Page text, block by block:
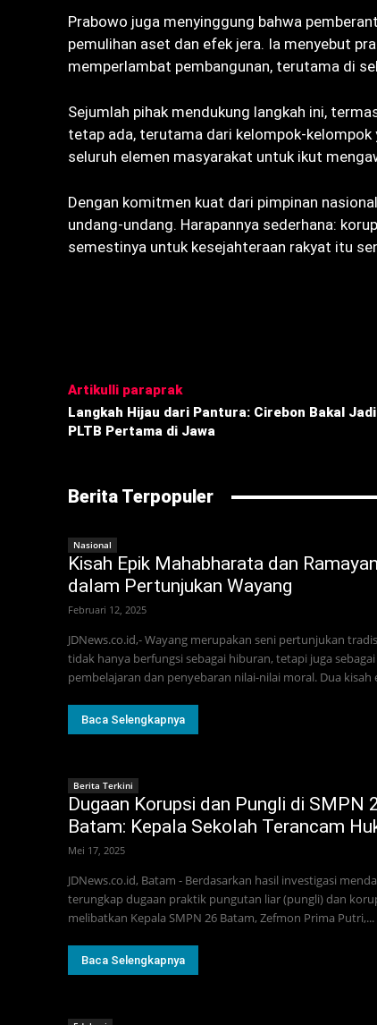
Prabowo juga menyinggung bahwa
pemulihan aset dan efek jera. Ia menyebut
memperlambat pembangunan, terutama di
Sejumlah pihak mendukung langkah ini,
tetap ada, terutama dari kelompok-
seluruh elemen masyarakat untuk ikut
Dengan komitmen kuat dari pimpinan
undang-undang. Harapannya sederhana:
semestinya untuk kesejahteraan rakyat itu
Artikulli paraprak
Langkah Hijau dari Pantura: Cirebon Bakal Jadi
PLTB Pertama di Jawa
Berita Terpopuler
Nasional
Kisah Epik Mahabharata dan
dalam Pertunjukan Wayang
Februari 12, 2025
JDNews.co.id,- Wayang merupakan seni pertunjukan
tidak hanya berfungsi sebagai hiburan, tetapi juga
pembelajaran dan penyebaran nilai-nilai moral. Dua kisah
Baca Selengkapnya
Berita Terkini
Dugaan Korupsi dan Pungli di SMPN
Batam: Kepala Sekolah Terancam
Mei 17, 2025
JDNews.co.id, Batam - Berdasarkan hasil investigasi
terungkap dugaan praktik pungutan liar (pungli) dan
melibatkan Kepala SMPN 26 Batam, Zefmon Prima Putri,...
Baca Selengkapnya